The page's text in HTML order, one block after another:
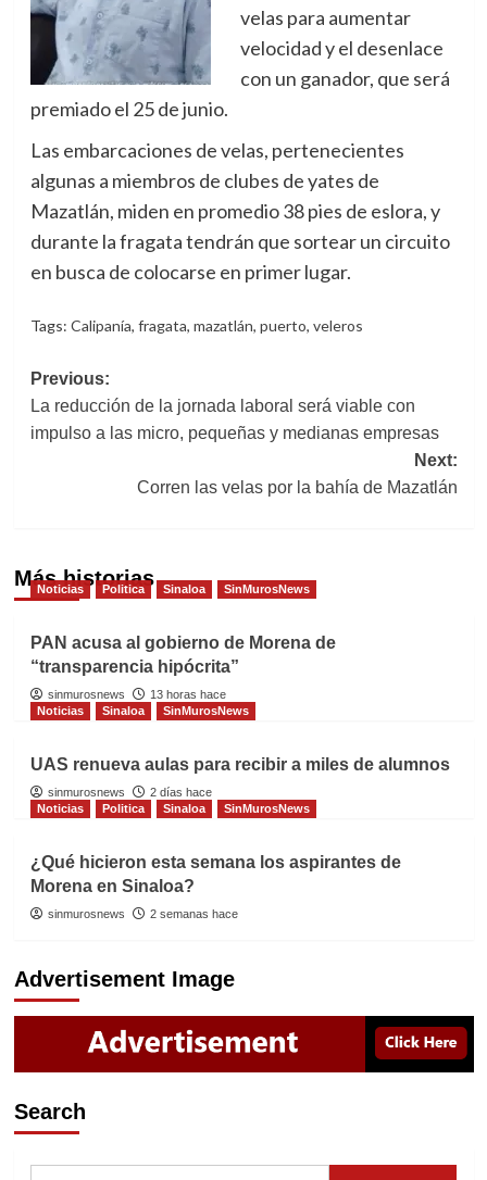
velas para aumentar
velocidad y el desenlace
con un ganador, que será
premiado el 25 de junio.
Las embarcaciones de velas, pertenecientes
algunas a miembros de clubes de yates de
Mazatlán, miden en promedio 38 pies de eslora, y
durante la fragata tendrán que sortear un circuito
en busca de colocarse en primer lugar.
Tags: Calipanía, fragata, mazatlán, puerto, veleros
Post
navigation
Previous:
La reducción de la jornada laboral será viable con
impulso a las micro, pequeñas y medianas empresas
Next:
Corren las velas por la bahía de Mazatlán
Más historias
Noticias Politica Sinaloa SinMurosNews
PAN acusa al gobierno de Morena de
“transparencia hipócrita”
sinmurosnews
13 horas hace
Noticias
Sinaloa SinMurosNews
UAS renueva aulas para recibir a miles de alumnos
sinmurosnews
2 días hace
Noticias
Politica Sinaloa SinMurosNews
¿Qué hicieron esta semana los aspirantes de
Morena en Sinaloa?
sinmurosnews 2 semanas hace
Advertisement Image
Search